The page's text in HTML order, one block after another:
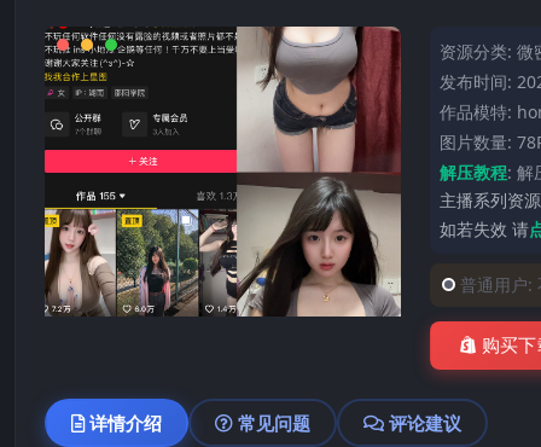
资源分类:微
发布时间:
作品模特:
图片数量:
解压教程:解
主播系列资
如若失效 请
普通用户:
购买
详情介绍 常见问题 评论建议